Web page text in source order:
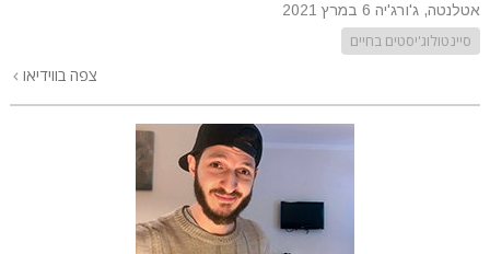
אטלנטה, ג'ורג'יה 6 במרץ 2021
סיינטולוג'יסטים בחיים
צפה בווידיאו